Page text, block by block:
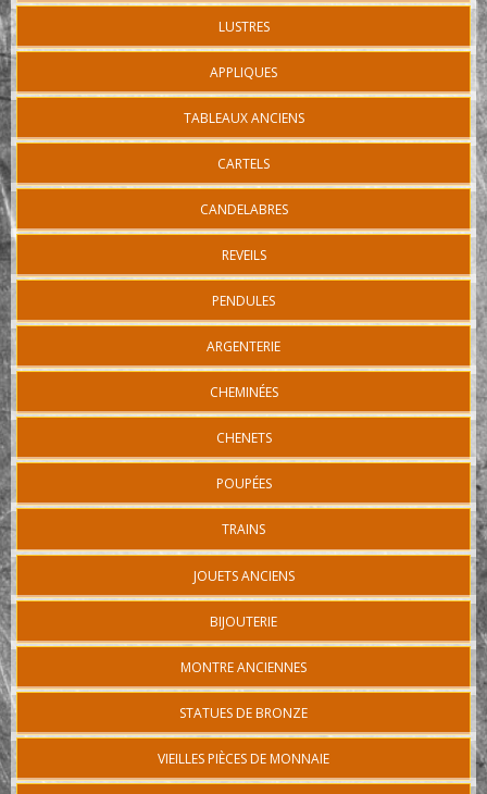
LUSTRES
APPLIQUES
TABLEAUX ANCIENS
CARTELS
CANDELABRES
REVEILS
PENDULES
ARGENTERIE
CHEMINÉES
CHENETS
POUPÉES
TRAINS
JOUETS ANCIENS
BIJOUTERIE
MONTRE ANCIENNES
STATUES DE BRONZE
VIEILLES PIÈCES DE MONNAIE